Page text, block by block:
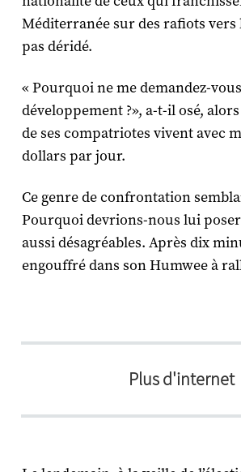
Méditerranée sur des rafiots vers
pas déridé.
« Pourquoi ne me demandez-
développement ?», a-t-il osé,
de ses compatriotes vivent avec
dollars par jour.
Ce genre de confrontation
Pourquoi devrions-nous lui
aussi désagréables. Après dix
engouffré dans son Humwee à
Plus d'internet